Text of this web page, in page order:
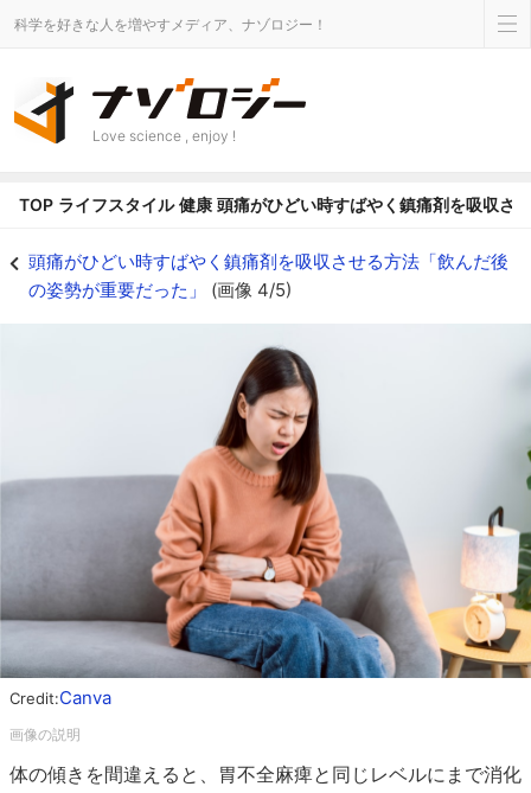
科学を好きな人を増やすメディア、ナゾロジー！
Love science , enjoy !
TOP ライフスタイル 健康 頭痛がひどい時すばやく鎮痛剤を吸収さ
頭痛がひどい時すばやく鎮痛剤を吸収させる方法「飲んだ後
の姿勢が重要だった」 (画像 4/5)
Credit:Canva
体の傾きを間違えると、胃不全麻痺と同じレベルにまで消化